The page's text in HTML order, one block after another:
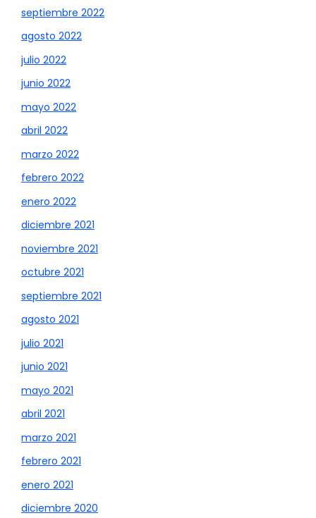
septiembre 2022
agosto 2022
julio 2022
junio 2022
mayo 2022
abril 2022
marzo 2022
febrero 2022
enero 2022
diciembre 2021
noviembre 2021
octubre 2021
septiembre 2021
agosto 2021
julio 2021
junio 2021
mayo 2021
abril 2021
marzo 2021
febrero 2021
enero 2021
diciembre 2020